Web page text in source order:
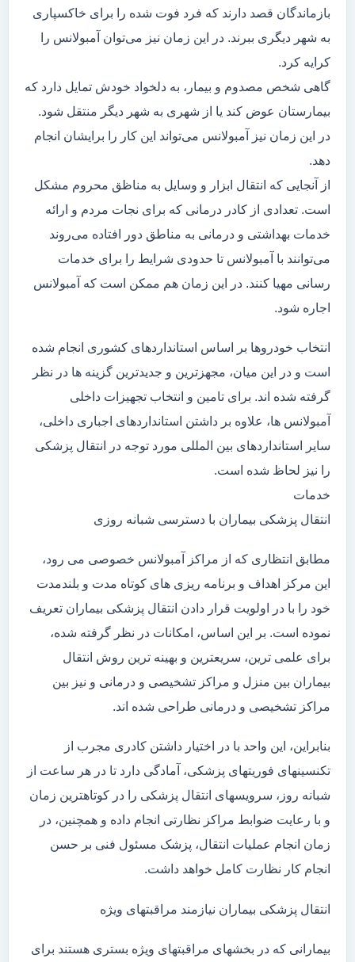
بازماندگان قصد دارند که فرد فوت شده را برای خاکسپاری
به شهر دیگری ببرند. در این زمان نیز می‌توان آمبولانس را
کرایه کرد.
گاهی شخص مصدوم و بیمار، به دلخواد خودش تمایل دارد که
بیمارستان عوض کند یا از شهری به شهر دیگر منتقل شود.
در این زمان نیز آمبولانس می‌تواند این کار را برایشان انجام
دهد.
از آنجایی که انتقال ابزار و وسایل به مناظق محروم مشکل
است. تعدادی از کادر درمانی که برای نجات مردم و ارائه
خدمات بهداشتی و درمانی به مناطق دور افتاده می‌روند
می‌توانند با آمبولانس تا حدودی شرایط را برای خدمات
رسانی مهیا کنند. در این زمان هم ممکن است که آمبولانس
اجاره شود.
انتخاب خودروها بر اساس استانداردهای کشوری انجام شده
است و در این میان، مجهزترین و جدیدترین گزینه ها در نظر
گرفته شده اند. برای تامین و انتخاب تجهیزات داخلی
آمبولانس ها، علاوه بر داشتن استانداردهای اجباری داخلی،
سایر استانداردهای بین المللی مورد توجه در انتقال پزشکی
را نیز لحاظ شده است.
خدمات
انتقال پزشکی بیماران با دسترسی شبانه روزی
مطابق انتظاری که از مراکز آمبولانس خصوصی می رود،
این مرکز اهداف و برنامه ریزی های کوتاه مدت و بلندمدت
خود را با در اولویت قرار دادن انتقال پزشکی بیماران تعریف
نموده است. بر این اساس، امکانات در نظر گرفته شده،
برای علمی ترین، سریعترین و بهینه ترین روش انتقال
بیماران بین منزل و مراکز تشخیصی و درمانی و نیز بین
مراکز تشخیصی و درمانی طراحی شده اند.
بنابراین، این واحد با در اختیار داشتن کادری مجرب از
تکنسینهای فوریتهای پزشکی، آمادگی دارد تا در هر ساعت از
شبانه روز، سرویسهای انتقال پزشکی را در کوتاهترین زمان
و با رعایت ضوابط مراکز نظارتی انجام داده و همچنین، در
زمان انجام عملیات انتقال، پزشک مسئول فنی بر حسن
انجام کار نظارت کامل خواهد داشت.
انتقال پزشکی بیماران نیازمند مراقبتهای ویژه
بیمارانی که در بخشهای مراقبتهای ویژه بستری هستند برای